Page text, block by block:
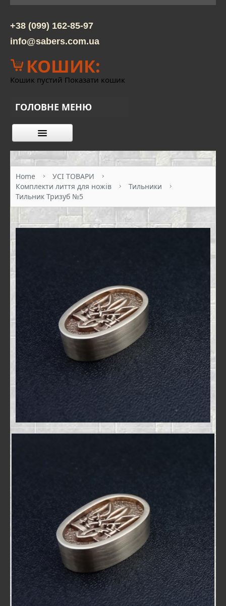
+38 (099) 162-85-97
info@sabers.com.ua
КОШИК:
Кошик пустий Показати кошик
ГОЛОВНЕ МЕНЮ
КАТАЛОГ ТОВАРІВ
КОНТАКТИ
ОПЛАТА ТА ДОСТАВКА
Home
УСІ ТОВАРИ
Комплекти лиття для ножів
Тильники
Тильник Тризуб №5